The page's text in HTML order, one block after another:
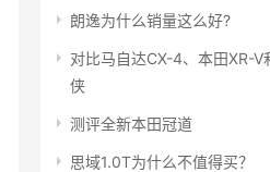
朗逸为什么销量这么好?
对比马自达CX-4、本田XR-V
侠
测评全新本田冠道
思域1.0T为什么不值得买？